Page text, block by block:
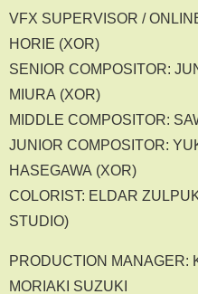
VFX SUPERVISOR /
HORIE (XOR)
SENIOR COMPOSITOR:
MIURA (XOR)
MIDDLE COMPOSITOR:
JUNIOR COMPOSITOR:
HASEGAWA (XOR)
COLORIST: ELDAR
STUDIO)
PRODUCTION MANAGER:
MORIAKI SUZUKI